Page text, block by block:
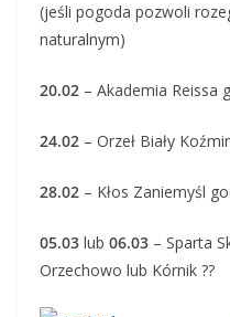
(jeśli pogoda pozwoli
naturalnym)
20.02 – Akademia Reissa
24.02 – Orzeł Biały
28.02 – Kłos Zaniemyśl
05.03 lub 06.03 – Sparta
Orzechowo lub Kórnik ??